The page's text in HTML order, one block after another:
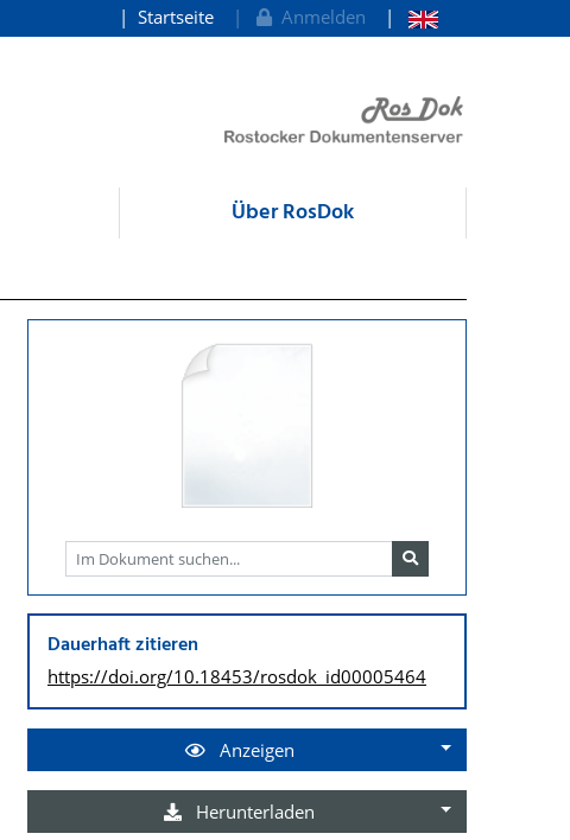
Startseite Anmelden
Über RosDok
Dauerhaft zitieren
https://doi.org/10.18453/rosdok_id00005464
Anzeigen
Herunterladen